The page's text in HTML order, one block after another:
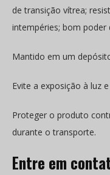
de transição vítrea;
intempéries; bom poder
Mantido em um
Evite a exposição à luz
Proteger o produto
durante o transporte.
Entre em